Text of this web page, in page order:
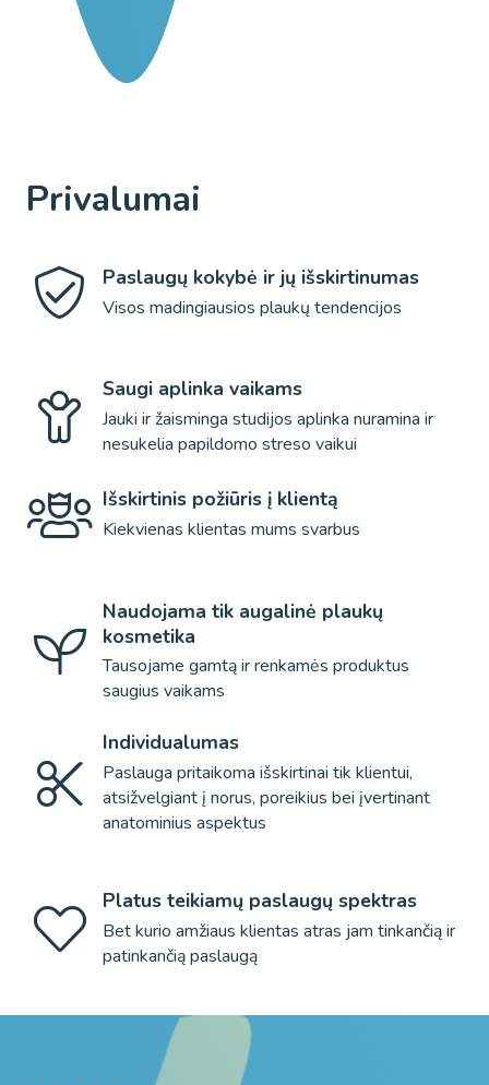
Privalumai
Paslaugų kokybė ir jų išskirtinumas
Visos madingiausios plaukų tendencijos
Saugi aplinka vaikams
Jauki ir žaisminga studijos aplinka nuramina ir
nesukelia papildomo streso vaikui
Išskirtinis požiūris į klientą
Kiekvienas klientas mums svarbus
Naudojama tik augalinė plaukų
kosmetika
Tausojame gamtą ir renkamės produktus
saugius vaikams
Individualumas
Paslauga pritaikoma išskirtinai tik klientui,
atsižvelgiant į norus, poreikius bei įvertinant
anatominius aspektus
Platus teikiamų paslaugų spektras
Bet kurio amžiaus klientas atras jam tinkančią ir
patinkančią paslaugą